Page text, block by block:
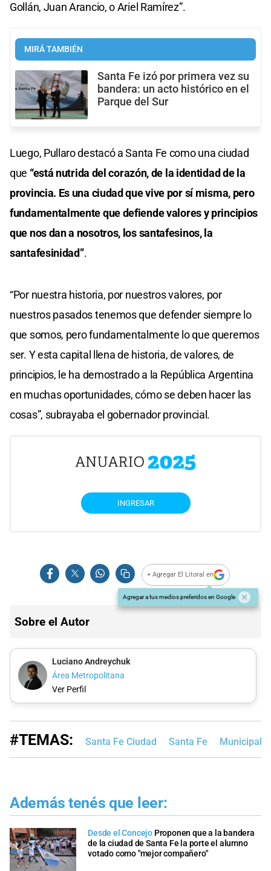
Gollán, Juan Arancio, o Ariel Ramírez”.
MIRÁ TAMBIÉN
Santa Fe izó por primera vez su
bandera: un acto histórico en el
Parque del Sur
Luego, Pullaro destacó a Santa Fe como una ciudad
que “está nutrida del corazón, de la identidad de la
provincia. Es una ciudad que vive por sí misma, pero
fundamentalmente que defiende valores y principios
que nos dan a nosotros, los santafesinos, la
santafesinidad”.
“Por nuestra historia, por nuestros valores, por
nuestros pasados tenemos que defender siempre lo
que somos, pero fundamentalmente lo que queremos
ser. Y esta capital llena de historia, de valores, de
principios, le ha demostrado a la República Argentina
en muchas oportunidades, cómo se deben hacer las
cosas”, subrayaba el gobernador provincial.
INGRESAR
+ Agregar El Litoral en
Agregar a tus medios preferidos en Google
Sobre el Autor
Luciano Andreychuk
Área Metropolitana
Ver Perfil
#TEMAS: Santa Fe Ciudad Santa Fe
Además tenés que leer:
Desde el Concejo Proponen que a la bandera
de la ciudad de Santa Fe la porte el alumno
votado como "mejor compañero"